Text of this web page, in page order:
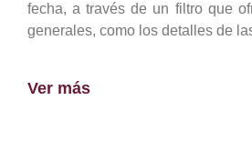
fecha, a través de un filtro que
generales, como los detalles de
Ver más